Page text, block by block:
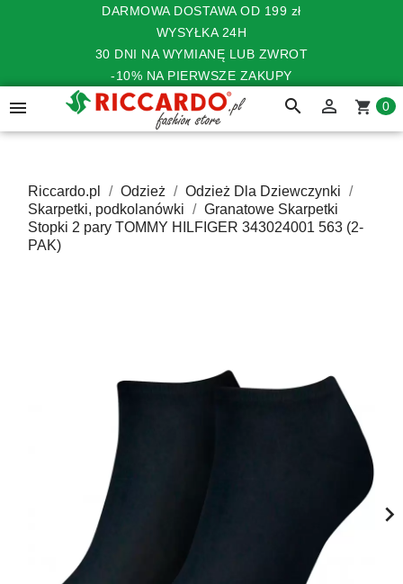
DARMOWA DOSTAWA OD 199 zł
WYSYŁKA 24H
30 DNI NA WYMIANĘ LUB ZWROT
-10% NA PIERWSZE ZAKUPY
 search  shopping_cart 0
Riccardo.pl Odzież
Odzież Dla Dziewczynki
Skarpetki, podkolanówki
Granatowe Skarpetki
Stopki 2 pary TOMMY HILFIGER 343024001 563 (2-
PAK)
